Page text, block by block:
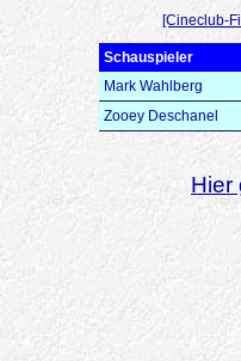
[Cineclub-
Schauspieler
Mark Wahlberg
Zooey Deschanel
Hier